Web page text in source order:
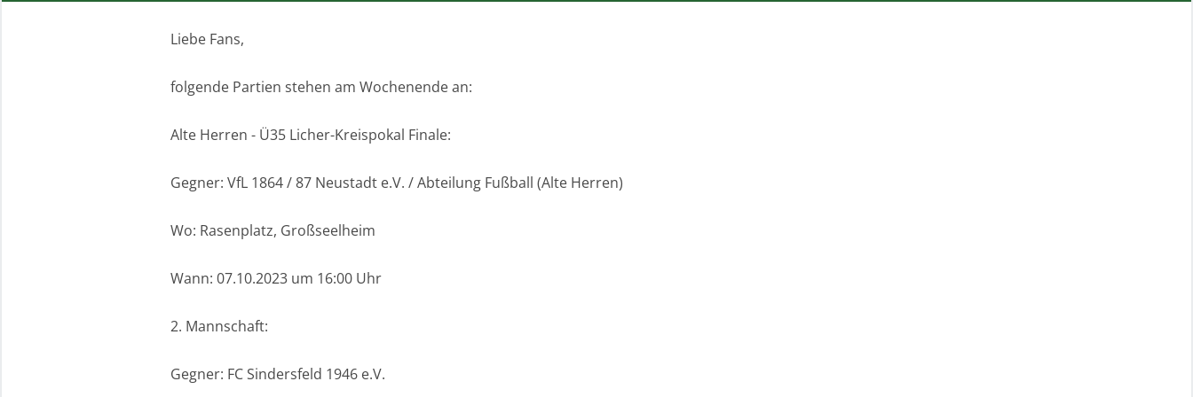
Liebe Fans,
folgende Partien stehen am Wochenende an:
Alte Herren - Ü35 Licher-Kreispokal Finale:
Gegner: VfL 1864 / 87 Neustadt e.V. / Abteilung Fußball (Alte Herren)
Wo: Rasenplatz, Großseelheim
Wann: 07.10.2023 um 16:00 Uhr
2. Mannschaft:
Gegner: FC Sindersfeld 1946 e.V.